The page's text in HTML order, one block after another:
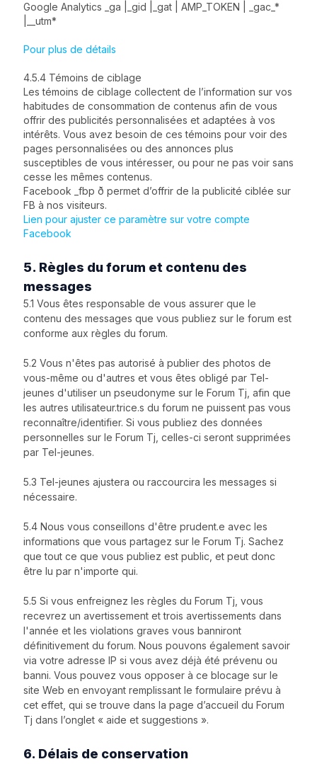
Google Analytics _ga |_gid |_gat | AMP_TOKEN | _gac_*
|__utm*
Pour plus de détails
4.5.4 Témoins de ciblage
Les témoins de ciblage collectent de l’information sur vos
habitudes de consommation de contenus afin de vous
offrir des publicités personnalisées et adaptées à vos
intérêts. Vous avez besoin de ces témoins pour voir des
pages personnalisées ou des annonces plus
susceptibles de vous intéresser, ou pour ne pas voir sans
cesse les mêmes contenus.
Facebook _fbp ð permet d’offrir de la publicité ciblée sur
FB à nos visiteurs.
Lien pour ajuster ce paramètre sur votre compte
Facebook
5. Règles du forum et contenu des
messages
5.1 Vous êtes responsable de vous assurer que le
contenu des messages que vous publiez sur le forum est
conforme aux règles du forum.
5.2 Vous n'êtes pas autorisé à publier des photos de
vous-même ou d'autres et vous êtes obligé par Tel-
jeunes d'utiliser un pseudonyme sur le Forum Tj, afin que
les autres utilisateur.trice.s du forum ne puissent pas vous
reconnaître/identifier. Si vous publiez des données
personnelles sur le Forum Tj, celles-ci seront supprimées
par Tel-jeunes.
5.3 Tel-jeunes ajustera ou raccourcira les messages si
nécessaire.
5.4 Nous vous conseillons d'être prudent.e avec les
informations que vous partagez sur le Forum Tj. Sachez
que tout ce que vous publiez est public, et peut donc
être lu par n'importe qui.
5.5 Si vous enfreignez les règles du Forum Tj, vous
recevrez un avertissement et trois avertissements dans
l'année et les violations graves vous banniront
définitivement du forum. Nous pouvons également savoir
via votre adresse IP si vous avez déjà été prévenu ou
banni. Vous pouvez vous opposer à ce blocage sur le
site Web en envoyant remplissant le formulaire prévu à
cet effet, qui se trouve dans la page d’accueil du Forum
Tj dans l’onglet « aide et suggestions ».
6. Délais de conservation